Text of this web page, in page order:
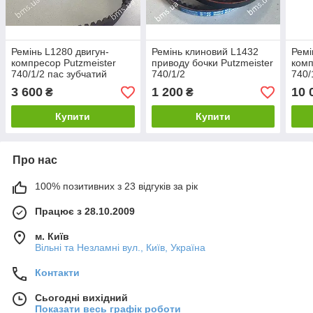
Ремінь L1280 двигун-
компресор Putzmeister
740/1/2 пас зубчатий
3 600 ₴
Купити
Ремінь клиновий L1432
приводу бочки Putzmeister
740/1/2
1 200₴
Купити
740/
10
Про нас
100% позитивних з 23 відгуків за рік
Працює з 28.10.2009
м. Київ
Вільні та Незламні вул., Київ, Україна
Контакти
Сьогодні вихідний
Показати весь графік роботи